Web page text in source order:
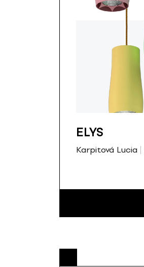
ELYS
Karpitová Lucia